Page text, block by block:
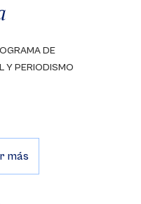
DE
Y PERIODISMO
más